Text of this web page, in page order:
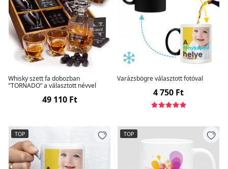
Whisky szett fa dobozban
"TORNADO” a választott névvel
49 110 Ft
Varázsbögre választott fotóval
4 750 Ft
TOP TOP